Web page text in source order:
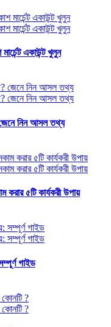
একাউন্ট খুলুন
জেনে নিন আসল তথ্য
৫টি কার্যকরী উপায়
গাইড